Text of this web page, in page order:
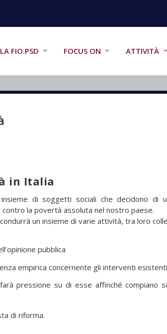
LA FIO.PSD FOCUS ON ATTIVITÀ
in Italia
di soggetti sociali che decidono di
la povertà assoluta nel nostro paese.
un insieme di varie attività, tra loro
pubblica
empirica concernente gli interventi
pressione su di esse affinché compiano
di riforma.